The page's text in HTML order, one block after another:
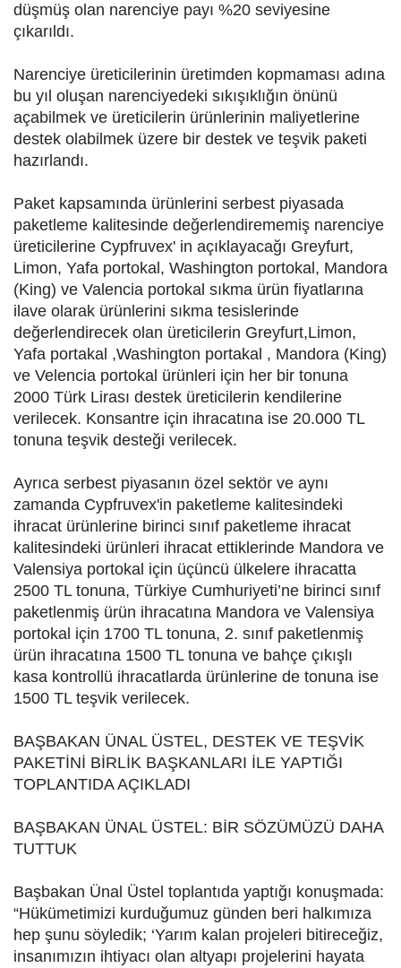
düşmüş olan narenciye payı %20 seviyesine
çıkarıldı.
Narenciye üreticilerinin üretimden kopmaması adına
bu yıl oluşan narenciyedeki sıkışıklığın önünü
açabilmek ve üreticilerin ürünlerinin maliyetlerine
destek olabilmek üzere bir destek ve teşvik paketi
hazırlandı.
Paket kapsamında ürünlerini serbest piyasada
paketleme kalitesinde değerlendirememiş narenciye
üreticilerine Cypfruvex' in açıklayacağı Greyfurt,
Limon, Yafa portokal, Washington portokal, Mandora
(King) ve Valencia portokal sıkma ürün fiyatlarına
ilave olarak ürünlerini sıkma tesislerinde
değerlendirecek olan üreticilerin Greyfurt,Limon,
Yafa portakal ,Washington portakal , Mandora (King)
ve Velencia portokal ürünleri için her bir tonuna
2000 Türk Lirası destek üreticilerin kendilerine
verilecek. Konsantre için ihracatına ise 20.000 TL
tonuna teşvik desteği verilecek.
Ayrıca serbest piyasanın özel sektör ve aynı
zamanda Cypfruvex'in paketleme kalitesindeki
ihracat ürünlerine birinci sınıf paketleme ihracat
kalitesindeki ürünleri ihracat ettiklerinde Mandora ve
Valensiya portokal için üçüncü ülkelere ihracatta
2500 TL tonuna, Türkiye Cumhuriyeti’ne birinci sınıf
paketlenmiş ürün ihracatına Mandora ve Valensiya
portokal için 1700 TL tonuna, 2. sınıf paketlenmiş
ürün ihracatına 1500 TL tonuna ve bahçe çıkışlı
kasa kontrollü ihracatlarda ürünlerine de tonuna ise
1500 TL teşvik verilecek.
BAŞBAKAN ÜNAL ÜSTEL, DESTEK VE TEŞVİK
PAKETİNİ BİRLİK BAŞKANLARI İLE YAPTIĞI
TOPLANTIDA AÇIKLADI
BAŞBAKAN ÜNAL ÜSTEL: BİR SÖZÜMÜZÜ DAHA
TUTTUK
Başbakan Ünal Üstel toplantıda yaptığı konuşmada:
“Hükümetimizi kurduğumuz günden beri halkımıza
hep şunu söyledik; ‘Yarım kalan projeleri bitireceğiz,
insanımızın ihtiyacı olan altyapı projelerini hayata